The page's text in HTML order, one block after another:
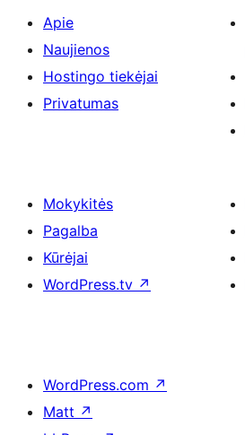
Apie
Naujienos
Hostingo tiekėjai
Privatumas
Mokykitės
Pagalba
Kūrėjai
WordPress.tv ↗
WordPress.com ↗
Matt ↗